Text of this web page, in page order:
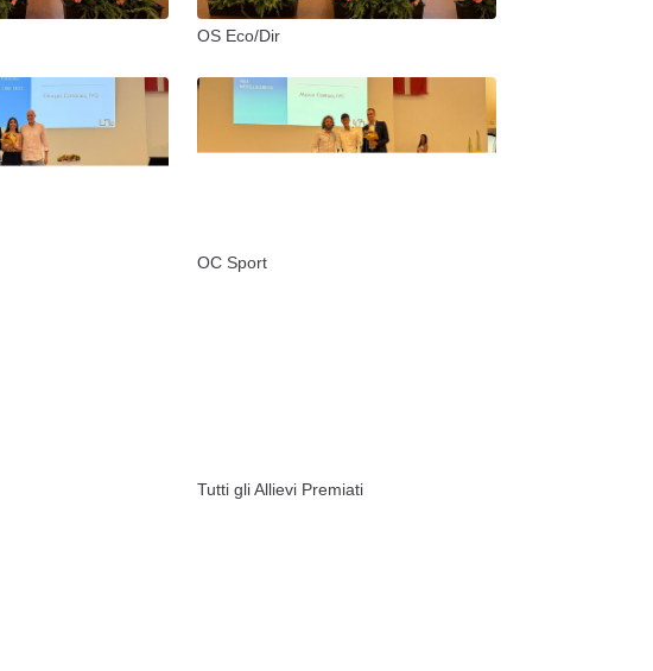
OS Eco/Dir
OC Sport
Tutti gli Allievi Premiati